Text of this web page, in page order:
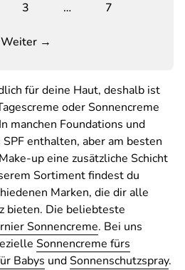
3 … 7
Weiter →
für deine Haut, deshalb ist
oder Sonnencreme
manchen Foundations und
enthalten, aber am besten
up eine zusätzliche Schicht
Sortiment findest du
Marken, die dir alle
bieten. Die beliebteste
Sonnencreme. Bei uns
Sonnencreme fürs
Babys undSonnenschutzspray.